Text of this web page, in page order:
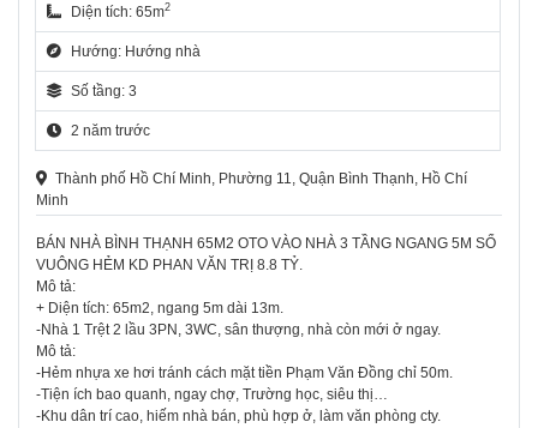
Diện tích: 65m2
Hướng: Hướng nhà
Số tầng: 3
2 năm trước
Thành phố Hồ Chí Minh, Phường 11, Quận Bình Thạnh, Hồ Chí
Minh
BÁN NHÀ BÌNH THẠNH 65M2 OTO VÀO NHÀ 3 TẦNG NGANG 5M SỔ
VUÔNG HẺM KD PHAN VĂN TRỊ 8.8 TỶ.
Mô tả:
+ Diện tích: 65m2, ngang 5m dài 13m.
-Nhà 1 Trệt 2 lầu 3PN, 3WC, sân thượng, nhà còn mới ở ngay.
Mô tả:
-Hẻm nhựa xe hơi tránh cách mặt tiền Phạm Văn Đồng chỉ 50m.
-Tiện ích bao quanh, ngay chợ, Trường học, siêu thị…
-Khu dân trí cao, hiếm nhà bán, phù hợp ở, làm văn phòng cty.